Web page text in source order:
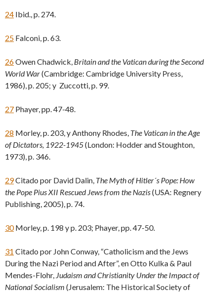
24 Ibid., p. 274.
25 Falconi, p. 63.
26Owen Chadwick, Britainand the Vatican during the Second
World War(Cambridge: Cambridge University Press,
1986), p. 205; y Zuccotti, p. 99.
27 Phayer, pp. 47-48.
28 Morley, p. 203, y Anthony Rhodes, The Vatican in the Age
of Dictators, 1922-1945(London: Hodder and Stoughton,
1973), p. 346.
29Citado por David Dalin, The Myth of Hitler´s Pope: How
the Pope Pius XII Rescued Jews from the Nazis(USA: Regnery
Publishing, 2005), p. 74.
30Morley, p. 198 y p. 203; Phayer, pp. 47-50.
31 Citado por John Conway, “Catholicism and the Jews
During the Nazi Period and After”, en Otto Kulka & Paul
Mendes-Flohr, Judaism and Christianity Under the Impact of
National Socialism (Jerusalem: The Historical Society of